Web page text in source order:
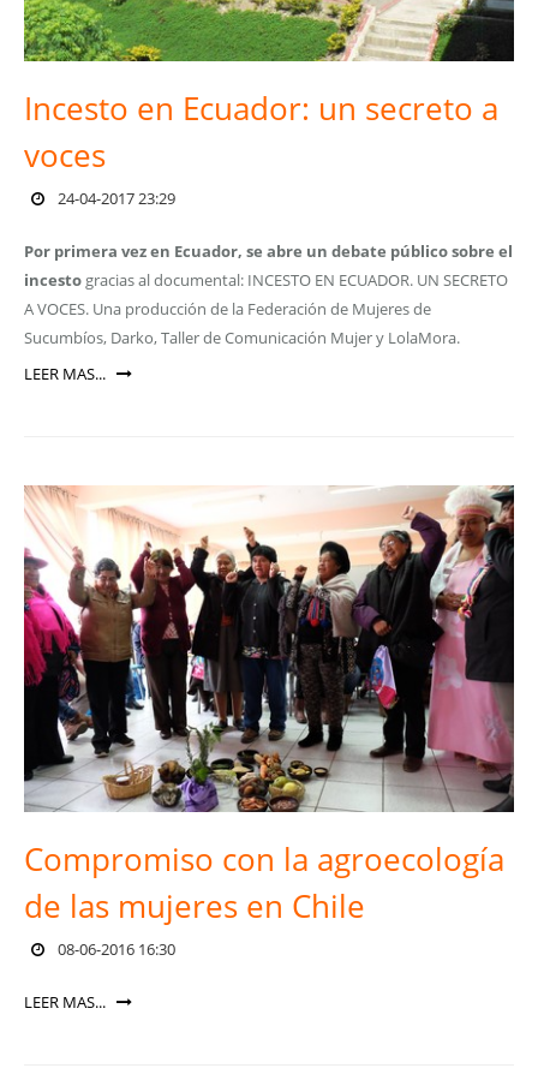
Incesto en Ecuador: un secreto a
voces
24-04-2017 23:29
Por primera vez en Ecuador, se abre un debate público sobre el
incesto gracias al documental: INCESTO EN ECUADOR. UN SECRETO
A VOCES. Una producción de la Federación de Mujeres de
Sucumbíos, Darko, Taller de Comunicación Mujer y LolaMora.
LEER MAS...
Compromiso con la agroecología
de las mujeres en Chile
08-06-2016 16:30
LEER MAS...